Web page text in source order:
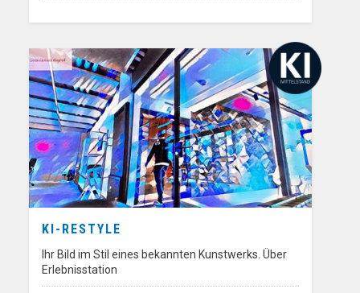
KI-RESTYLE
Ihr Bild im Stil eines bekannten Kunstwerks. Über
Erlebnisstation